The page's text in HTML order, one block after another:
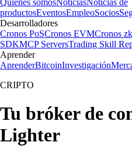
Quiénes somosNoticiasNoticias de
productosEventosEmpleoSocios
Desarrolladores
Cronos PoSCronos EVMCronos
SDKMCP ServersTrading Skill
Aprender
AprenderBitcoinInvestigación
CRIPTO
Tu bróker de
Lighter